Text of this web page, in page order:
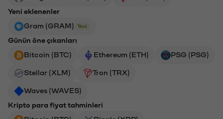
Yeni eklenenler
Gram (GRAM)
Yeni
Günün öne çıkanları
Bitcoin (BTC)
Ethereum (ETH) PSG (PSG)
Stellar (XLM) Tron (TRX)
Waves (WAVES)
Kripto para fiyat tahminleri